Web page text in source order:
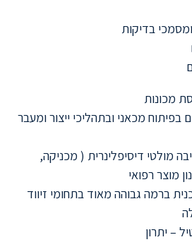
בדיקות
של למעלה מ- 5 שנים בפיתוח מכאני ובתהליכי ייצור ומעבר
מולטי דיסיפלינרית ( מכניקה,
מוצר רפואי
ברמה גבוהה מאוד בתחומי זיווד
– יתרון